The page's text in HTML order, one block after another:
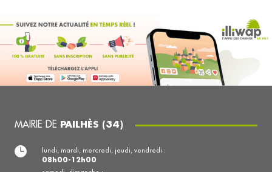
MAIRIE DE PAILHÈS (34)
lundi, mardi, mercredi, jeudi, vendredi :
08h00-12h00